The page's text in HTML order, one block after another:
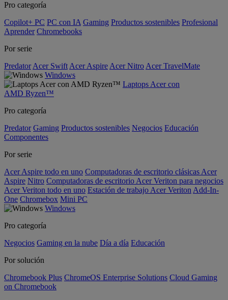
Pro categoría
Copilot+ PC PC con IA Gaming Productos sostenibles Profesional
Aprender Chromebooks
Por serie
Predator Acer Swift Acer Aspire Acer Nitro Acer TravelMate
Windows
Laptops Acer con
AMD Ryzen™
Pro categoría
Predator Gaming Productos sostenibles Negocios Educación
Componentes
Por serie
Acer Aspire todo en uno Computadoras de escritorio clásicas Acer
Aspire Nitro Computadoras de escritorio Acer Veriton para negocios
Acer Veriton todo en uno Estación de trabajo Acer Veriton Add-In-
One Chromebox Mini PC
Windows
Pro categoría
Negocios Gaming en la nube Día a día Educación
Por solución
Chromebook Plus ChromeOS Enterprise Solutions Cloud Gaming
on Chromebook